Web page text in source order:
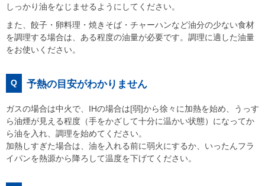
しっかり油をなじませるようにしてください。
また、餃子・卵料理・焼きそば・チャーハンなど油分の少ない食材
を調理する場合は、ある程度の油量が必要です。調理に適した油量
をお使いください。
Q 予熱の目安がわかりません
ガスの場合は中火で、IHの場合は[弱]から徐々に加熱を始め、うっす
ら油煙が見える程度（手をかざして十分に温かい状態）になってか
ら油を入れ、調理を始めてください。
加熱しすぎた場合は、油を入れる前に弱火にするか、いったんフラ
イパンを熱源から降ろして温度を下げてください。